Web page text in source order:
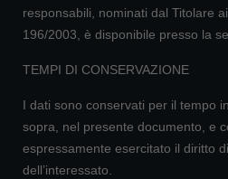
responsabili, nominati dal Titolare
196/2003, è disponibile presso la
TEMPI DI CONSERVAZIONE
I dati sono conservati per il tempo
sopra, nel presente documento, e
espressamente esercitato il diritto
dell’interessato.